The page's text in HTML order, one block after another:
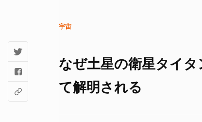
宇宙
なぜ土星の衛星タイ
て解明される